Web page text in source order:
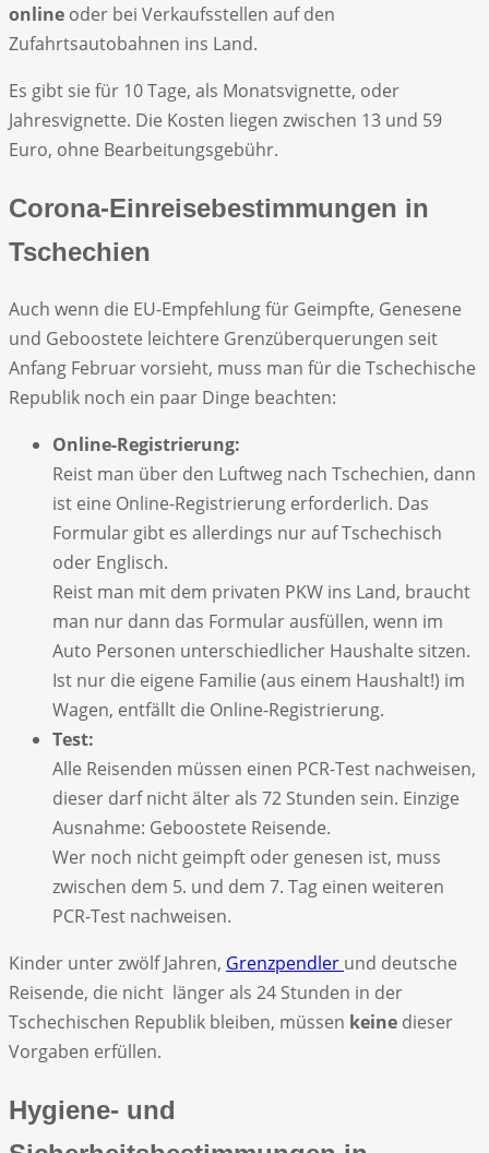
online oder bei Verkaufsstellen auf den
Zufahrtsautobahnen ins Land.
Es gibt sie für 10 Tage, als Monatsvignette, oder
Jahresvignette. Die Kosten liegen zwischen 13 und 59
Euro, ohne Bearbeitungsgebühr.
Corona-Einreisebestimmungen in
Tschechien
Auch wenn die EU-Empfehlung für Geimpfte, Genesene
und Geboostete leichtere Grenzüberquerungen seit
Anfang Februar vorsieht, muss man für die Tschechische
Republik noch ein paar Dinge beachten:
Online-Registrierung:
Reist man über den Luftweg nach Tschechien, dann
ist eine Online-Registrierung erforderlich. Das
Formular gibt es allerdings nur auf Tschechisch
oder Englisch.
Reist man mit dem privaten PKW ins Land, braucht
man nur dann das Formular ausfüllen, wenn im
Auto Personen unterschiedlicher Haushalte sitzen.
Ist nur die eigene Familie (aus einem Haushalt!) im
Wagen, entfällt die Online-Registrierung.
Test:
Alle Reisenden müssen einen PCR-Test nachweisen,
dieser darf nicht älter als 72 Stunden sein. Einzige
Ausnahme: Geboostete Reisende.
Wer noch nicht geimpft oder genesen ist, muss
zwischen dem 5. und dem 7. Tag einen weiteren
PCR-Test nachweisen.
Kinder unter zwölf Jahren, Grenzpendler und deutsche
Reisende, die nicht länger als 24 Stunden in der
Tschechischen Republik bleiben, müssen keine dieser
Vorgaben erfüllen.
Hygiene- und